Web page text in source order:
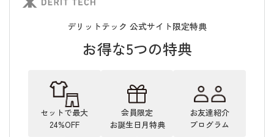
デリットテック 公式サイト限定特典
お得な5つの特典
セットで最大
24%OFF
会員限定
お誕生日月特典
お友達紹介
プログラム